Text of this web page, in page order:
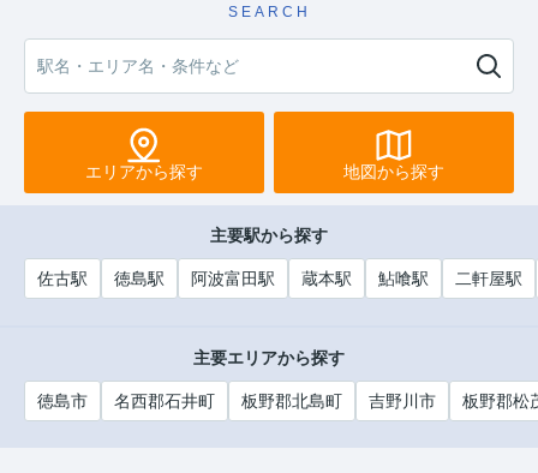
SEARCH
エリアから探す 地図から探す
主要駅から探す
佐古駅 徳島駅 阿波富田駅 蔵本駅 鮎喰駅 二軒屋駅
主要エリアから探す
徳島市 名西郡石井町 板野郡北島町 吉野川市 板野郡松